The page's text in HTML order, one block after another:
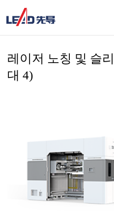
레이저 노칭 및 슬
대 4)